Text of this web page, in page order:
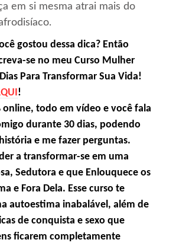
em si mesma atrai mais do
gostou dessa dica? Então
se no meu Curso Mulher
Para Transformar Sua Vida!
!
online, todo em vídeo e você fala
durante 30 dias, podendo
e me fazer perguntas.
a transformar-se em uma
Sedutora e que Enlouquece os
e Fora Dela. Esse curso te
autoestima inabalável, além de
de conquista e sexo que
ficarem completamente